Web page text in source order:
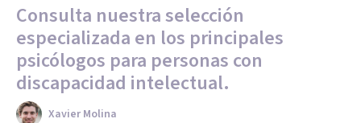
Consulta nuestra selección
especializada en los principales
psicólogos para personas con
discapacidad intelectual.
Xavier Molina